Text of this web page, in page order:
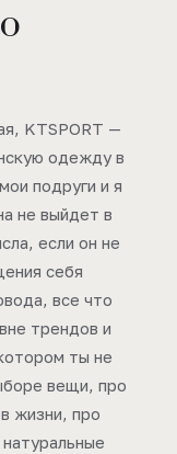
KTSPORT —
одежду в
подруги и я
не выйдет в
если он не
себя
все что
трендов и
ты не
вещи, про
жизни, про